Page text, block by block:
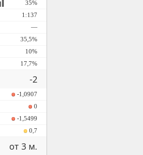
35%
1:137
—
35,5%
10%
17,7%
-2
-1,0907
0
-1,5499
0,7
от 3 м.